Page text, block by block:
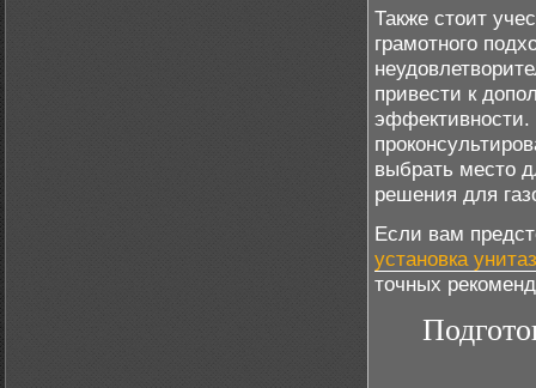
Также стоит
грамотного
привести к
эффективности.
выбрать место
решения для
Если вам
установка
точных